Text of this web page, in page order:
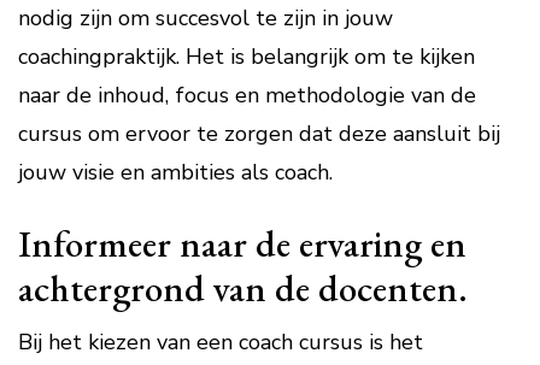
nodig zijn om succesvol te zijn in jouw
coachingpraktijk. Het is belangrijk om te kijken
naar de inhoud, focus en methodologie van de
cursus om ervoor te zorgen dat deze aansluit bij
jouw visie en ambities als coach.
Informeer naar de ervaring en
achtergrond van de docenten.
Bij het kiezen van een coach cursus is het